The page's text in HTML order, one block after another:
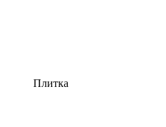
Плитка